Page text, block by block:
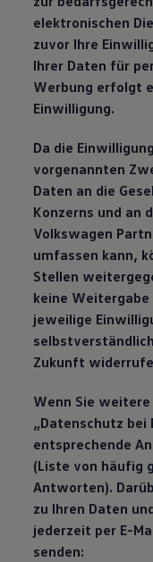
elektronischen
zuvor Ihre
Ihrer Daten für
Werbung erfolgt
Einwilligung.
Da die
vorgenannten
Daten an die
Konzerns und an
Volkswagen
umfassen kann,
Stellen
keine
jeweilige
Zukunft
Wenn Sie
„Datenschutz bei
entsprechende
(Liste von häufig
Antworten).
zu Ihren Daten
jederzeit per E-
senden: